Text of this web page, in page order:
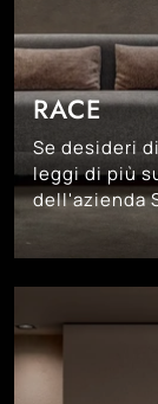
RACE
Se desideri
leggi di più
dell'azienda